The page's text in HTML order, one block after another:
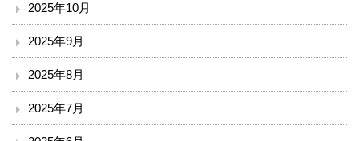
訪問看護ステーション
医療安全推進室
2025年10月
2025年9月
2025年8月
2025年7月